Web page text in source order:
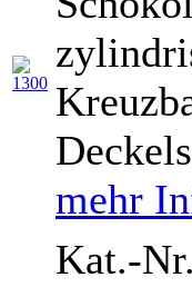
mehr
Kat.-